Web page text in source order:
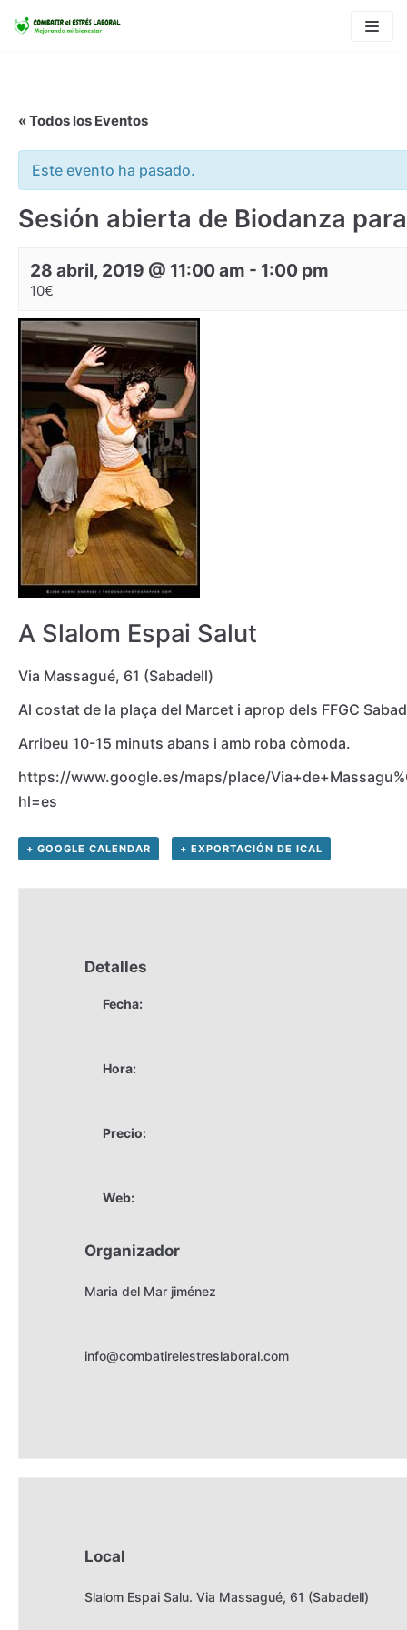
Saltar
« Todos los Eventos
Este evento ha pasado.
Sesión abierta de Biodanza
28 abril, 2019 @ 11:00 am - 1:00 pm
10€
A Slalom Espai Salut
Via Massagué, 61 (Sabadell)
Al costat de la plaça del Marcet i aprop dels FFGC
Arribeu 10-15 minuts abans i amb roba còmoda.
https://www.google.es/maps/place/
hl=es
+ GOOGLE CALENDAR + EXPORTACIÓN DE ICAL
Detalles
Fecha:
Hora:
Precio:
Web:
Organizador
Maria del Mar jiménez
info@combatirelestreslaboral.com
Local
Slalom Espai Salu. Via Massagué, 61 (Sabadell)